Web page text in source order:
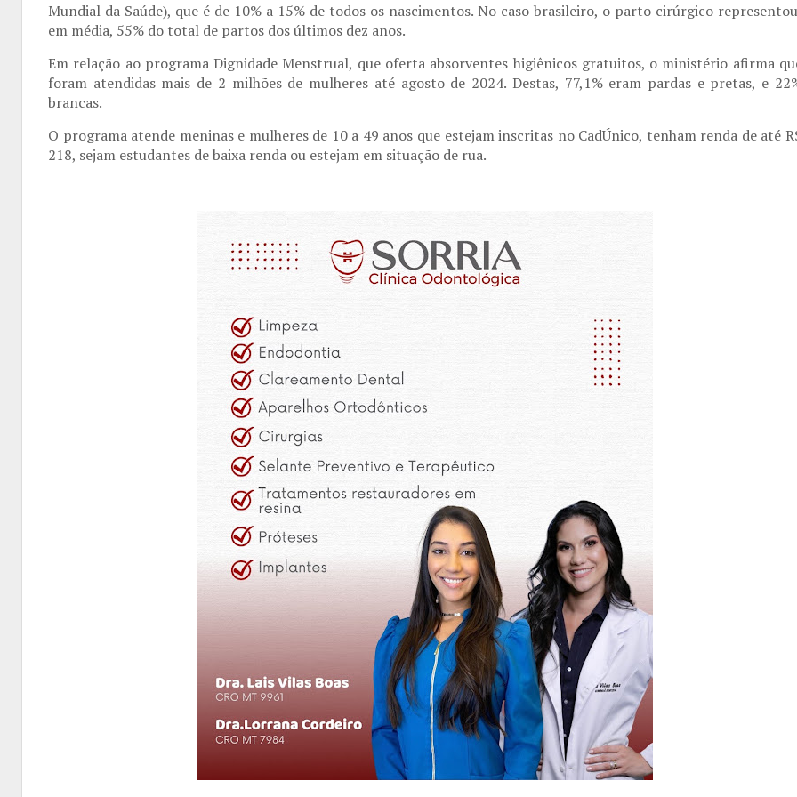
Mundial da Saúde), que é de 10% a 15% de todos os nascimentos. No caso brasileiro, o parto cirúrgico
em média, 55% do total de partos dos últimos dez anos.
Em relação ao programa Dignidade Menstrual, que oferta absorventes higiênicos gratuitos, o ministério afirma
foram atendidas mais de 2 milhões de mulheres até agosto de 2024. Destas, 77,1% eram pardas e pretas, e
brancas.
O programa atende meninas e mulheres de 10 a 49 anos que estejam inscritas no CadÚnico, tenham renda de até
218, sejam estudantes de baixa renda ou estejam em situação de rua.